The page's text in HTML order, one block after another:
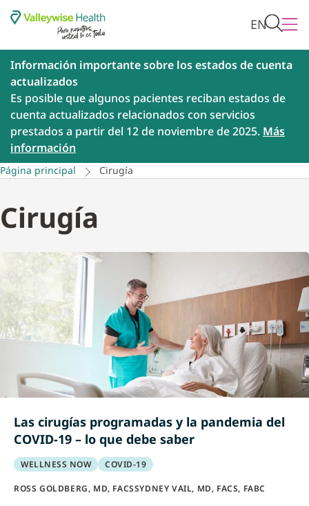
EN
Información importante sobre los estados de cuenta
actualizados
Es posible que algunos pacientes reciban estados de
cuenta actualizados relacionados con servicios
prestados a partir del 12 de noviembre de 2025. Más
información
Página principal Cirugía
Cirugía
Las cirugías programadas y la pandemia del
COVID-19 – lo que debe saber
WELLNESS NOW COVID-19
ROSS GOLDBERG, MD, FACSSYDNEY VAIL, MD, FACS, FABC